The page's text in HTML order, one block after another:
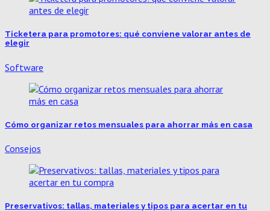
Ticketera para promotores: qué conviene valorar antes de
elegir
Software
Cómo organizar retos mensuales para ahorrar más en casa
Consejos
Preservativos: tallas, materiales y tipos para acertar en tu